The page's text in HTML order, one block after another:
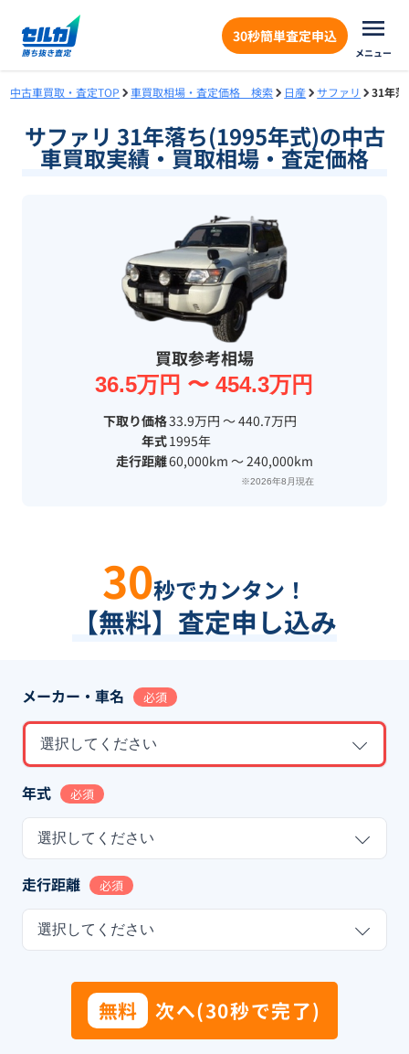
30秒簡単査定申込
メニュー
中古車買取・査定TOP 車買取相場・査定価格 検索 日産 サファリ 31年落
サファリ 31年落ち(1995年式)の中古
車買取実績・買取相場・査定価格
買取参考相場
36.5万円 〜 454.3万円
下取り価格33.9万円 〜 440.7万円
年式1995年
走行距離60,000km 〜 240,000km
※2026年8月現在
30秒でカンタン！
【無料】査定申し込み
メーカー・車名 必須
選択してください
年式 必須
選択してください
走行距離 必須
選択してください
無料 次へ(30秒で完了)